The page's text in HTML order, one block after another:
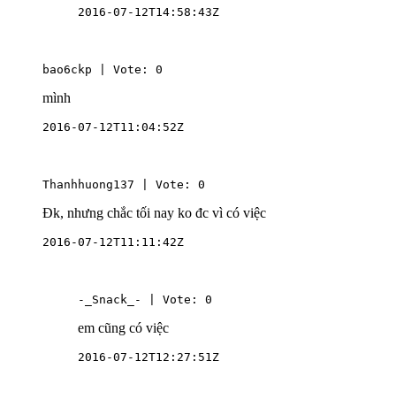
2016-07-12T14:58:43Z
bao6ckp | Vote: 0
mình
2016-07-12T11:04:52Z
Thanhhuong137 | Vote: 0
Đk, nhưng chắc tối nay ko đc vì có việc
2016-07-12T11:11:42Z
-_Snack_- | Vote: 0
em cũng có việc
2016-07-12T12:27:51Z